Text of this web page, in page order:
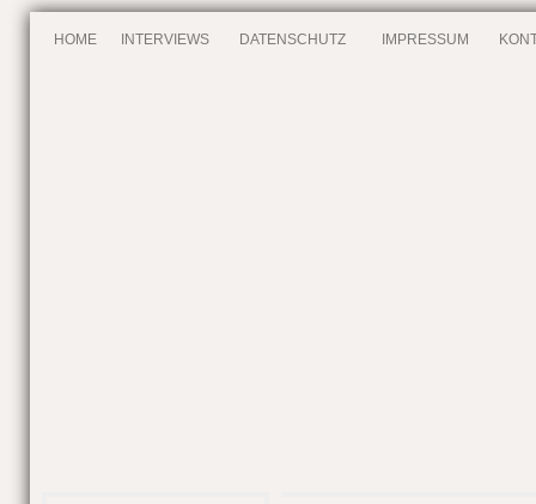
HOME INTERVIEWS DATENSCHUTZ IMPRESSUM